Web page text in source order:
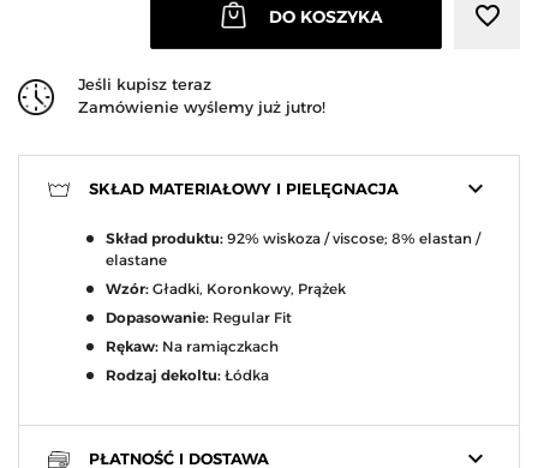
DO KOSZYKA favorite_border
Jeśli kupisz teraz
Zamówienie wyślemy już jutro!
keyboard_arrow_down
SKŁAD MATERIAŁOWY I PIELĘGNACJA
Skład produktu: 92% wiskoza / viscose; 8% elastan /
elastane
Wzór: Gładki, Koronkowy, Prążek
Dopasowanie: Regular Fit
Rękaw: Na ramiączkach
Rodzaj dekoltu: Łódka
keyboard_arrow_down
PŁATNOŚĆ I DOSTAWA